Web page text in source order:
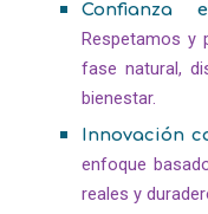
Confianza
Respetamos y
fase natural,
bienestar.
Innovación
enfoque
reales y